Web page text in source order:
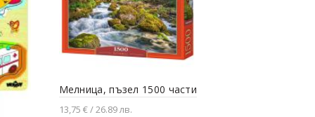
Мелница, пъзел 1500 части
13,75 € / 26.89 лв.